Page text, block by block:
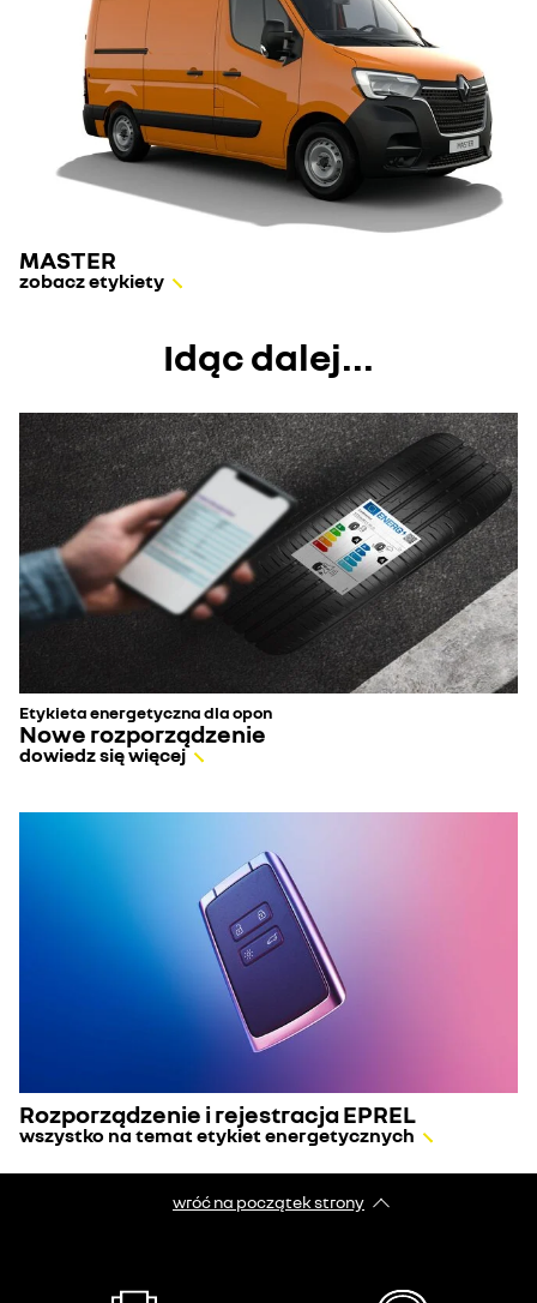
MASTER
zobacz etykiety
Idąc dalej...
Etykieta energetyczna dla opon
Nowe rozporządzenie
dowiedz się więcej
Rozporządzenie i rejestracja EPREL
wszystko na temat etykiet energetycznych
wróć na początek strony